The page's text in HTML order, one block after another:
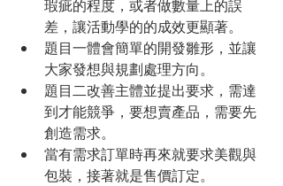
瑕疵的程度，或者做數量上的誤
差，讓活動學的的成效更顯著。
題目一體會簡單的開發雛形，並讓
大家發想與規劃處理方向。
題目二改善主體並提出要求，需達
到才能競爭，要想賣產品，需要先
創造需求。
當有需求訂單時再來就要求美觀與
包裝，接著就是售價訂定。